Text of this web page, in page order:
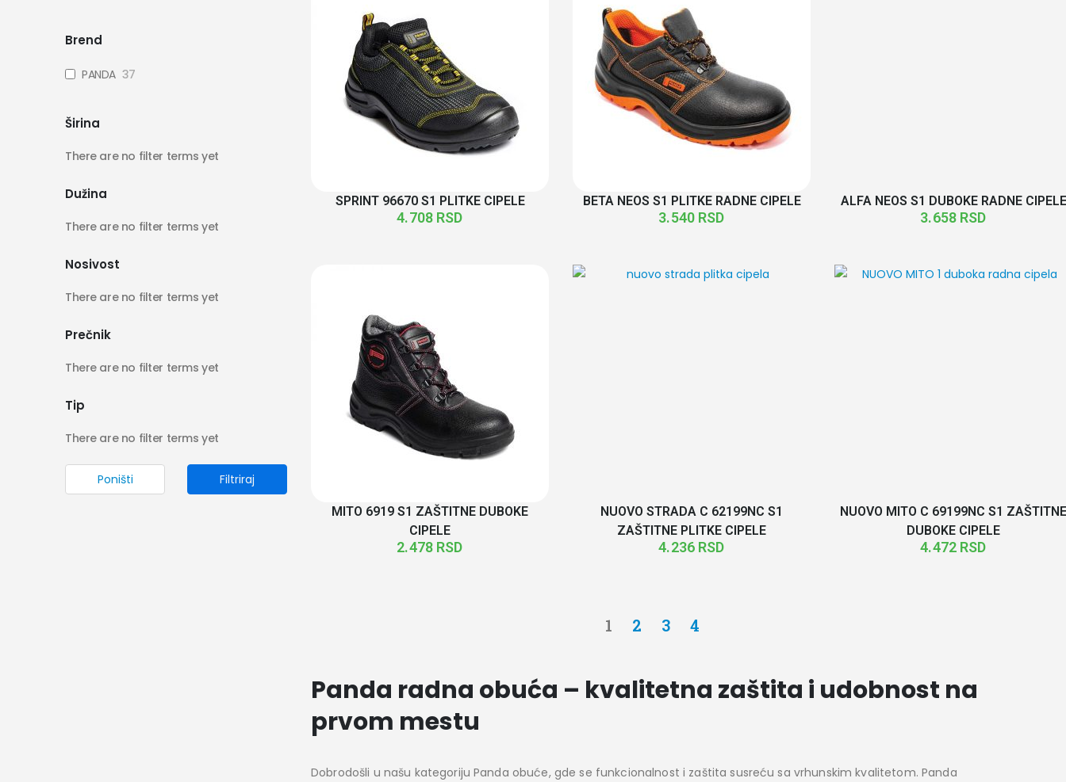
SPRINT 96670 S1 PLITKE CIPELE
4.708 RSD
BETA NEOS S1 PLITKE RADNE CIPELE
3.540 RSD
ALFA NEOS S1 DUBOKE RADNE CIPELE
3.658 RSD
MITO 6919 S1 ZAŠTITNE DUBOKE
CIPELE
2.478 RSD
NUOVO STRADA C 62199NC S1
ZAŠTITNE PLITKE CIPELE
4.236 RSD
NUOVO MITO C 69199NC S1 ZAŠTITNE
DUBOKE CIPELE
4.472 RSD
1 2 3 4
Panda radna obuća – kvalitetna zaštita i udobnost na
prvom mestu
Dobrodošli u našu kategoriju Panda obuće, gde se funkcionalnost i zaštita susreću sa vrhunskim kvalitetom. Panda
Brend
PANDA 37
Širina
There are no filter terms yet
Dužina
There are no filter terms yet
Nosivost
There are no filter terms yet
Prečnik
There are no filter terms yet
Tip
There are no filter terms yet
Filtriraj
Poništi